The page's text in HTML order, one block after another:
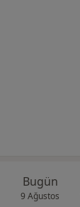
Bugün
9 Ağustos